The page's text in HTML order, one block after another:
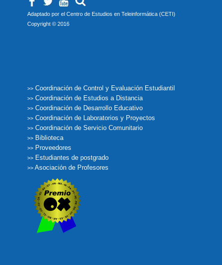
Adaptado por el Centro de Estudios en Teleinformática (CETI)
Copyright © 2016
>> Coordinación de Control y Evaluación Estudiantil
>> Coordinación de Estudios a Distancia
>> Coordinación de Desarrollo Educativo
>> Coordinación de Laboratorios y Proyectos
>> Coordinación de Servicio Comunitario
>> Biblioteca
>> Proveedores
>> Estudiantes de postgrado
>> Asociación de Profesores